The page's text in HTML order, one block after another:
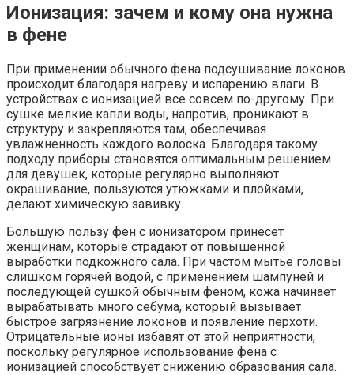
Ионизация: зачем и кому она нужна
в фене
При применении обычного фена подсушивание локонов
происходит благодаря нагреву и испарению влаги. В
устройствах с ионизацией все совсем по-другому. При
сушке мелкие капли воды, напротив, проникают в
структуру и закрепляются там, обеспечивая
увлажненность каждого волоска. Благодаря такому
подходу приборы становятся оптимальным решением
для девушек, которые регулярно выполняют
окрашивание, пользуются утюжками и плойками,
делают химическую завивку.
Большую пользу фен с ионизатором принесет
женщинам, которые страдают от повышенной
выработки подкожного сала. При частом мытье головы
слишком горячей водой, с применением шампуней и
последующей сушкой обычным феном, кожа начинает
вырабатывать много себума, который вызывает
быстрое загрязнение локонов и появление перхоти.
Отрицательные ионы избавят от этой неприятности,
поскольку регулярное использование фена с
ионизацией способствует снижению образования сала.